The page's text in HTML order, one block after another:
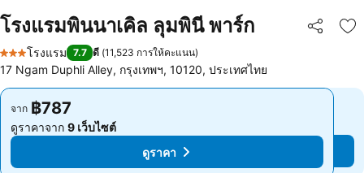
โรงแรมพินนาเคิล ลุมพินี พาร์ก แชร์
เ
3 ดาว
โรงแรม 7.7 ดี (11,523 การให้คะแนน)
17 Ngam Duphli Alley, กรุงเทพฯ, 10120, ประเทศไทย
จาก ฿787
ดูราคาจาก 9 เว็บไซต์
ดูราคา
จาก ฿787
ดูราคาจาก 9 เว็บไซต์
ดูราคา